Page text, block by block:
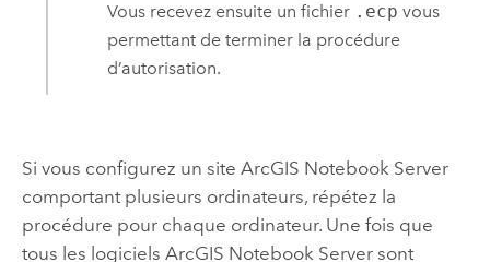
Vous recevez ensuite un fichier .ecp vous
permettant de terminer la procédure
d’autorisation.
Si vous configurez un site ArcGIS Notebook Server
comportant plusieurs ordinateurs, répétez la
procédure pour chaque ordinateur. Une fois que
tous les logiciels ArcGIS Notebook Serversont